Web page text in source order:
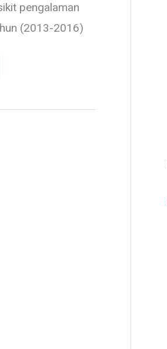
pengalaman
(2013-2016)